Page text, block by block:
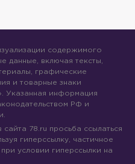
содержимого
данные, включая тексты,
графические
и товарные знаки
информация
РФ и
78.ru просьба ссылаться
гиперссылку, частичное
условии гиперссылки на